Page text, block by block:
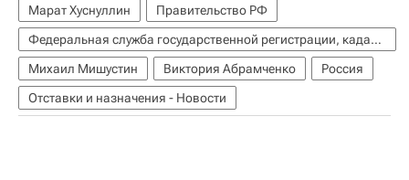
Марат Хуснуллин
Правительство РФ
Федеральная служба государственной регистрации, кадастра и картографии (Росреестр)
Михаил Мишустин
Виктория Абрамченко
Россия
Отставки и назначения - Новости